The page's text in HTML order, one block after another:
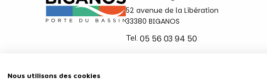
52 avenue de la Libération
33380 BIGANOS
Tel. 05 56 03 94 50
Nous utilisons des cookies